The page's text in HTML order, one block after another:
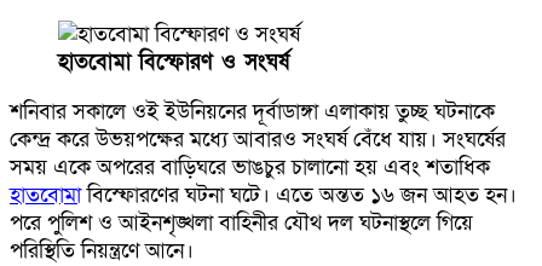
হাতবোমা বিস্ফোরণ ও সংঘর্ষ
শনিবার সকালে ওই ইউনিয়নের দূর্বাডাঙ্গা এলাকায় তুচ্ছ ঘটনাকে
কেন্দ্র করে উভয়পক্ষের মধ্যে আবারও সংঘর্ষ বেঁধে যায়। সংঘর্ষের
সময় একে অপরের বাড়িঘরে ভাঙচুর চালানো হয় এবং শতাধিক
হাতবোমাবিস্ফোরণের ঘটনা ঘটে। এতে অন্তত ১৬ জন আহত হন।
পরে পুলিশ ও আইনশৃঙ্খলা বাহিনীর যৌথ দল ঘটনাস্থলে গিয়ে
পরিস্থিতি নিয়ন্ত্রণে আনে।